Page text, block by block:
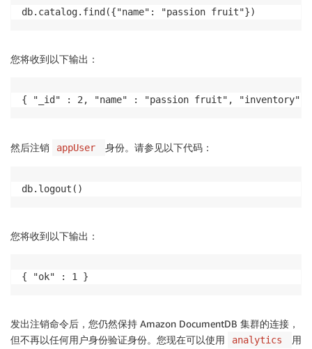
db.catalog.find({"name": "passion fruit"})
您将收到以下输出：
{ "_id" : 2, "name" : "passion fruit", "inventory"
然后注销 appUser 身份。请参见以下代码：
db.logout()
您将收到以下输出：
{ "ok" : 1 }
发出注销命令后，您仍然保持 Amazon DocumentDB 集群的连接，
但不再以任何用户身份验证身份。您现在可以使用
analytics
用